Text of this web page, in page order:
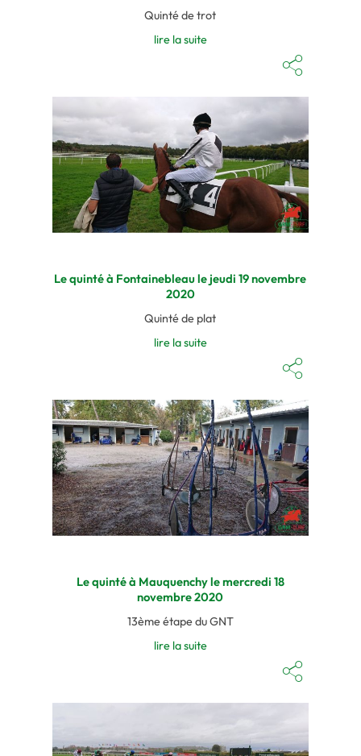
Quinté de trot
lire la suite
Le quinté à Fontainebleau le jeudi 19 novembre
2020
Quinté de plat
lire la suite
Le quinté à Mauquenchy le mercredi 18
novembre 2020
13ème étape du GNT
lire la suite